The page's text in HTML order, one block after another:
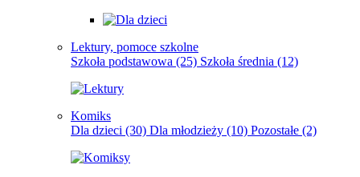
Lektury, pomoce szkolne
Szkoła podstawowa (25) Szkoła średnia (12)
Komiks
Dla dzieci (30) Dla młodzieży (10) Pozostałe (2)